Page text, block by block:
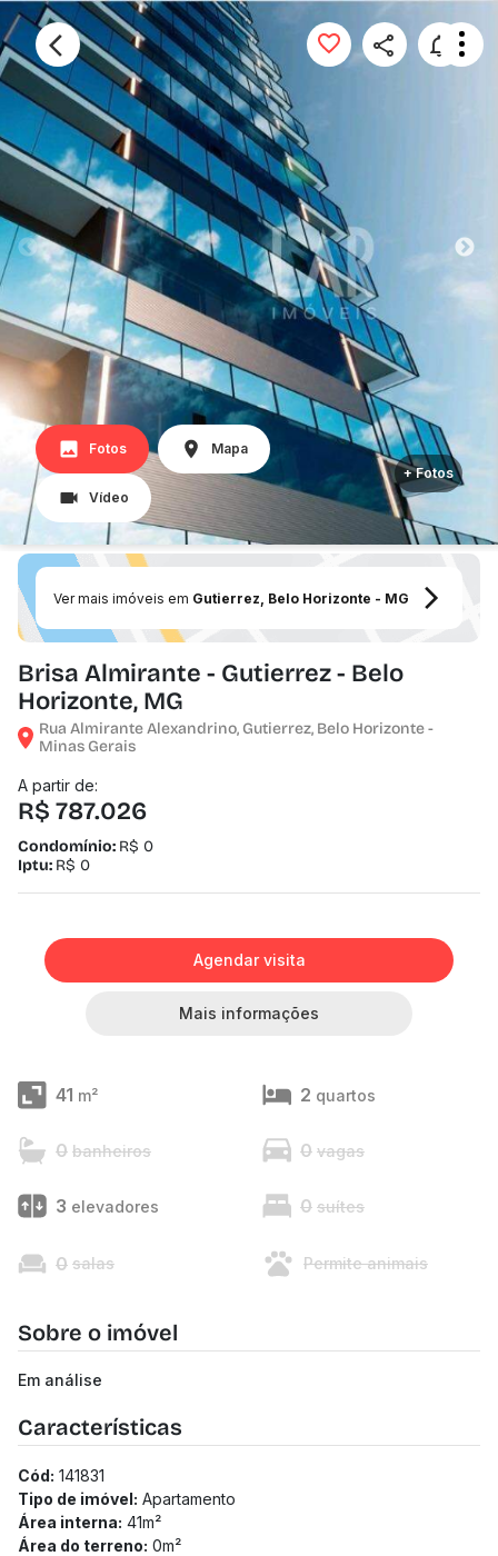
Fotos Mapa
Vídeo
+ Fotos
Ver mais imóveis em Gutierrez, Belo Horizonte - MG
Brisa Almirante - Gutierrez - Belo
Horizonte, MG
Rua Almirante Alexandrino, Gutierrez, Belo Horizonte -
Minas Gerais
A partir de:
R$ 787.026
Condomínio: R$ 0
Iptu: R$ 0
Agendar visita
Mais informações
41 m² 2 quartos
0 banheiros 0 vagas
3 elevadores 0 suítes
0 salas Permite animais
Sobre o imóvel
Em análise
Características
Cód: 141831
Tipo de imóvel: Apartamento
Área interna: 41m²
Área do terreno: 0m²